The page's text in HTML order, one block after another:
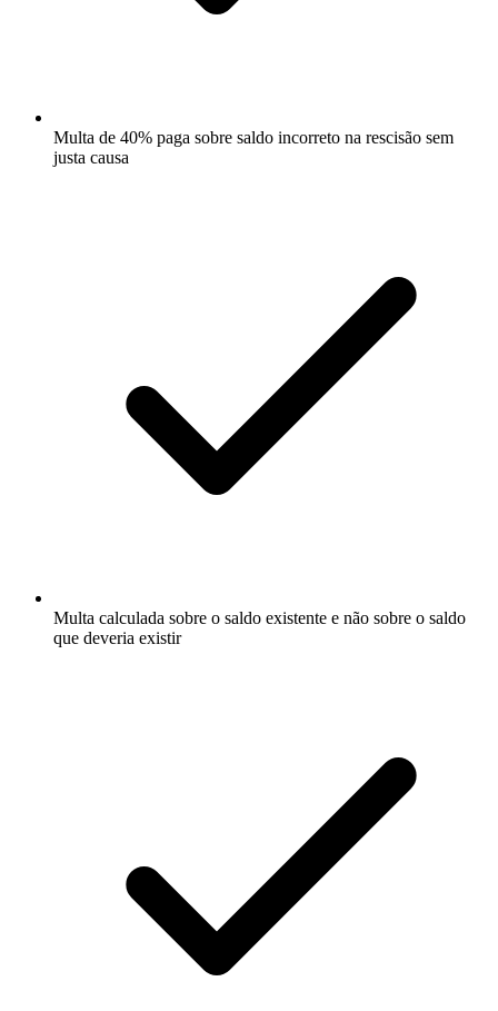
Multa de 40% paga sobre saldo incorreto na rescisão sem
justa causa
Multa calculada sobre o saldo existente e não sobre o saldo
que deveria existir